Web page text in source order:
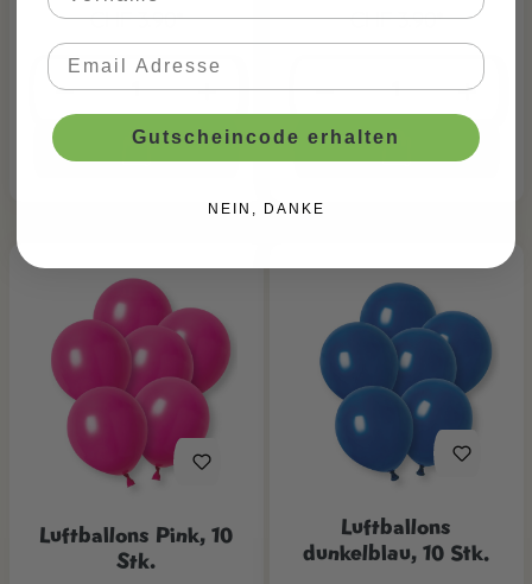
CHF 3.90* CHF 3.90*
Luftballons Pink, 10
Stk.
Luftballons
dunkelblau, 10 Stk.
Gutscheincode erhalten
NEIN, DANKE